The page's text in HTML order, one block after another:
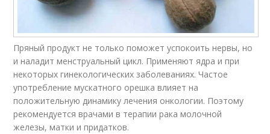
Пряный продукт не только поможет успокоить нервы, но
и наладит менструальный цикл. Применяют ядра и при
некоторых гинекологических заболеваниях. Частое
употребление мускатного орешка влияет на
положительную динамику лечения онкологии. Поэтому
рекомендуется врачами в терапии рака молочной
железы, матки и придатков.